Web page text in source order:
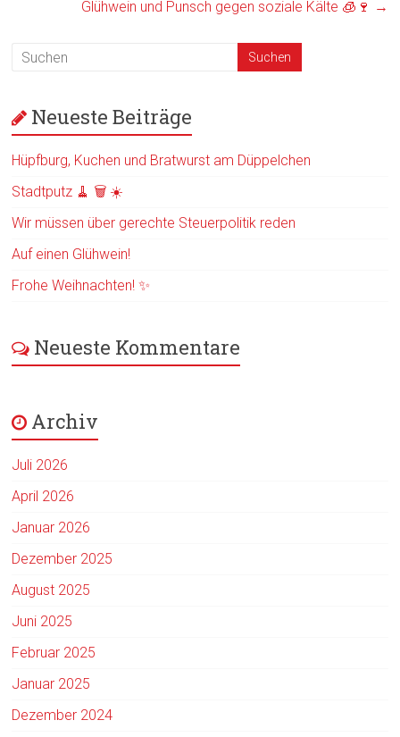
Glühwein und Punsch gegen soziale Kälte 🧊🍷 →
Neueste Beiträge
Hüpfburg, Kuchen und Bratwurst am Düppelchen
Stadtputz 🧹 🗑️ ☀️
Wir müssen über gerechte Steuerpolitik reden
Auf einen Glühwein!
Frohe Weihnachten! ✨
Neueste Kommentare
Archiv
Juli 2026
April 2026
Januar 2026
Dezember 2025
August 2025
Juni 2025
Februar 2025
Januar 2025
Dezember 2024